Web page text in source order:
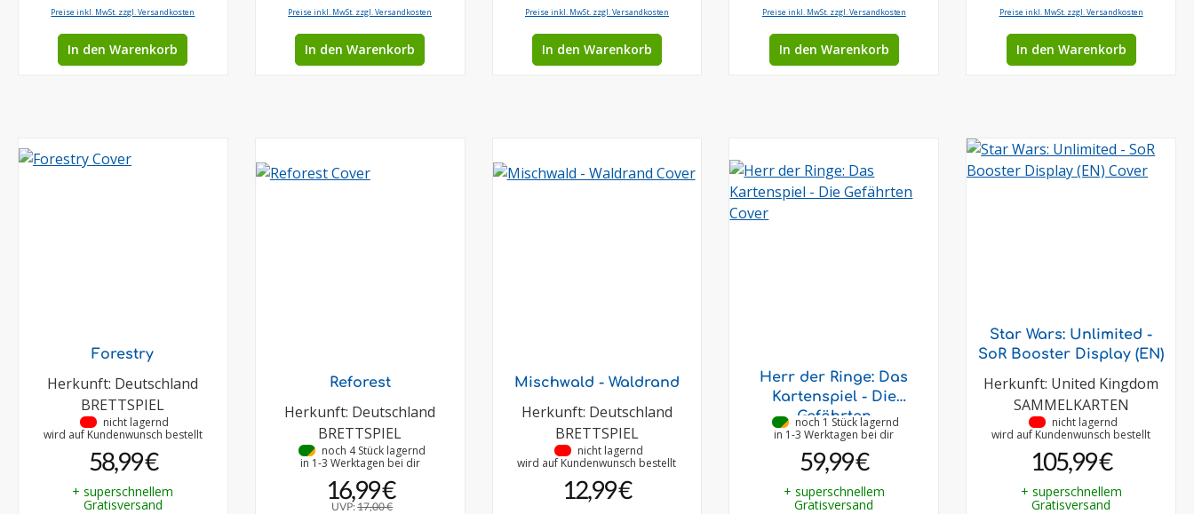
Preise inkl. MwSt. zzgl. Versandkosten
In den Warenkorb
Preise inkl. MwSt. zzgl. Versandkosten
In den Warenkorb
Preise inkl. MwSt. zzgl. Versandkosten
In den Warenkorb
Preise inkl. MwSt. zzgl. Versandkosten
In den Warenkorb
Preise inkl. MwSt. zzgl. Versandkosten
In den Warenkorb
Forestry
Herkunft: Deutschland
BRETTSPIEL
nicht lagernd
wird auf Kundenwunsch bestellt
58,99 €
+ superschnellem
Gratisversand
Reforest
Herkunft: Deutschland
BRETTSPIEL
noch 4 Stück lagernd
in 1-3 Werktagen bei dir
16,99 €
UVP:17,00 €
Mischwald - Waldrand
Herkunft: Deutschland
BRETTSPIEL
nicht lagernd
wird auf Kundenwunsch bestellt
12,99 €
Herr der Ringe: Das
Kartenspiel - Die
Gefährten
•
noch 1 Stück lagernd
in 1-3 Werktagen bei dir
59,99 €
+ superschnellem
Gratisversand
Star Wars: Unlimited -
SoR Booster Display (EN)
Herkunft: United Kingdom
SAMMELKARTEN
nicht lagernd
wird auf Kundenwunsch bestellt
105,99 €
+ superschnellem
Gratisversand